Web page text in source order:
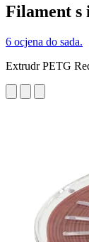
Filament s
6 ocjena do sada.
Extrudr PETG